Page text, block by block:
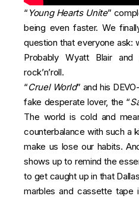
“ Young Hearts Unite”
being even faster. We
question that everyone ask:
Probably Wyatt Blair
rock’n’roll.
“Cruel World” and his
fake desperate lover, the “
The world is cold and
counterbalance with such a
make us lose our habits.
shows up to remind the
to get caught up in that
marbles and cassette tape